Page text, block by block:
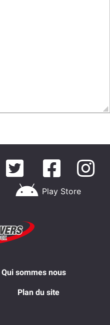
Play Store
Qui sommes nous
Plan du site